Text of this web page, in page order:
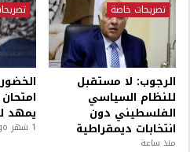
تصريحات خاصة
الرجوب: لا مستقبل
للنظام السياسي
الفلسطيني دون
انتخابات ديمقراطية
منذ ساعة
يمهد
1 شهر ago